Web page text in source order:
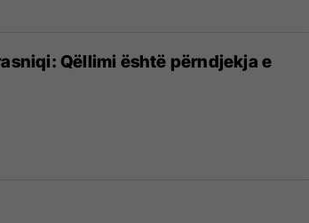
Qëllimi është përndjekja e